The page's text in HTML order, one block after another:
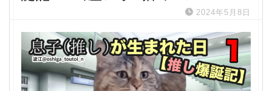
2024年5月8日